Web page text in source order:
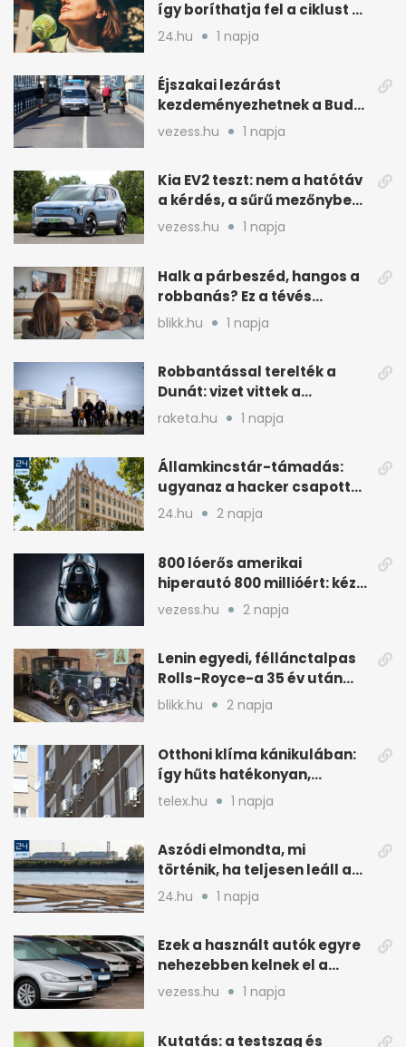
így boríthatja fel a ciklust a
hőség
24.hu 1 napja
Éjszakai lezárást
kezdeményezhetnek a Budai
Váralagútnál Budapesten
vezess.hu 1 napja
Kia EV2 teszt: nem a hatótáv
a kérdés, a sűrű mezőnyben
dől el
vezess.hu 1 napja
Halk a párbeszéd, hangos a
robbanás? Ez a tévés
beállítás segít
blikk.hu 1 napja
Robbantással terelték a
Dunát: vizet vittek a
cernavodai atomerőmű felé
raketa.hu 1 napja
Államkincstár-támadás:
ugyanaz a hacker csapott
le, mint Romániában
24.hu 2 napja
800 lóerős amerikai
hiperautó 800 millióért: kézi
váltóval jön
vezess.hu 2 napja
Lenin egyedi, féllánctalpas
Rolls-Royce-a 35 év után
kijött a garázsból
blikk.hu 2 napja
Otthoni klíma kánikulában:
így hűts hatékonyan,
kevesebb árammal
telex.hu 1 napja
Aszódi elmondta, mi
történik, ha teljesen leáll a
paksi atomerőmű
24.hu 1 napja
Ezek a használt autók egyre
nehezebben kelnek el a
magyar piacon
vezess.hu 1 napja
Kutatás: a testszag és